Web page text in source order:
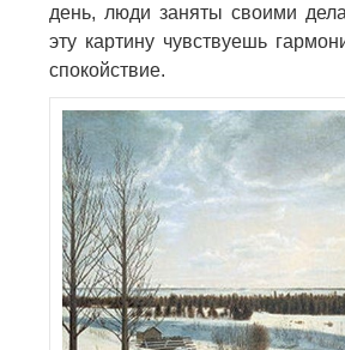
день, люди заняты своими
эту картину чувствуешь
спокойствие.